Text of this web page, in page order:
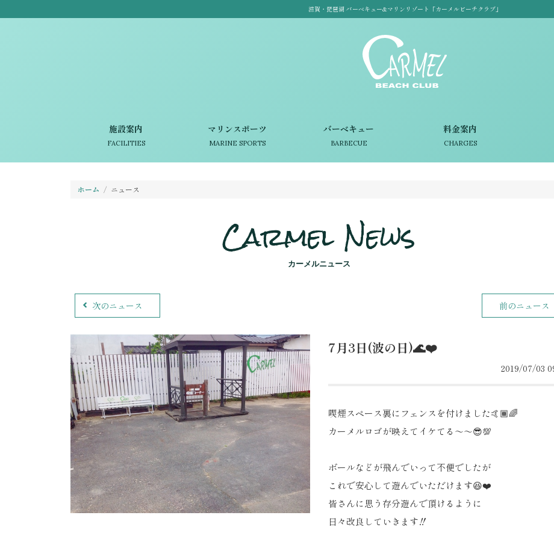
滋賀・琵琶湖 バーベキュー&マリンリゾート「カーメルビーチクラブ」
施設案内
FACILITIES
マリンスポーツ
MARINE SPORTS
バーベキュー
BARBECUE
料金案内
CHARGES
ホーム ニュース
Carmel News
カーメルニュース
次のニュース 前のニュース
7月3日(波の日)🌊❤️
2019/07/03
喫煙スペース裏にフェンスを付けました🤙🏾🌈
カーメルロゴが映えてイケてる〜〜😎💯
ボールなどが飛んでいって不便でしたが
これで安心して遊んでいただけます😆❤️
皆さんに思う存分遊んで頂けるように
日々改良していきます‼️